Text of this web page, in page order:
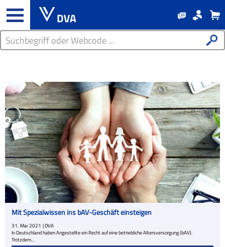
Mit Spezialwissen ins bAV-Geschäft einsteigen
31. Mai 2021 | DVA
In Deutschland haben Angestellte ein Recht auf eine betriebliche Altersversorgung (bAV).
Trotzdem…